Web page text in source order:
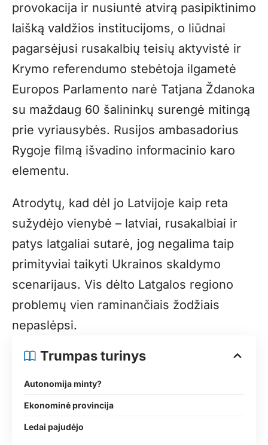
provokacija ir nusiuntė atvirą pasipiktinimo
laišką valdžios institucijoms, o liūdnai
pagarsėjusi rusakalbių teisių aktyvistė ir
Krymo referendumo stebėtoja ilgametė
Europos Parlamento narė Tatjana Ždanoka
su maždaug 60 šalininkų surengė mitingą
prie vyriausybės. Rusijos ambasadorius
Rygoje filmą išvadino informacinio karo
elementu.
Atrodytų, kad dėl jo Latvijoje kaip reta
sužydėjo vienybė – latviai, rusakalbiai ir
patys latgaliai sutarė, jog negalima taip
primityviai taikyti Ukrainos skaldymo
scenarijaus. Vis dėlto Latgalos regiono
problemų vien raminančiais žodžiais
nepaslėpsi.
Trumpas turinys
Autonomija minty?
Ekonominė provincija
Ledai pajudėjo